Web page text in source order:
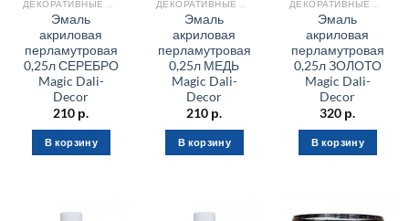
Эмаль
акриловая
перламутровая
0,25л СЕРЕБРО
Magic Dali-
Decor
210 р.
В корзину
Эмаль
акриловая
перламутровая
0,25л МЕДЬ
Magic Dali-
Decor
210 р.
В корзину
Эмаль
акриловая
перламутровая
0,25л ЗОЛОТО
Magic Dali-
Decor
320 р.
В корзину